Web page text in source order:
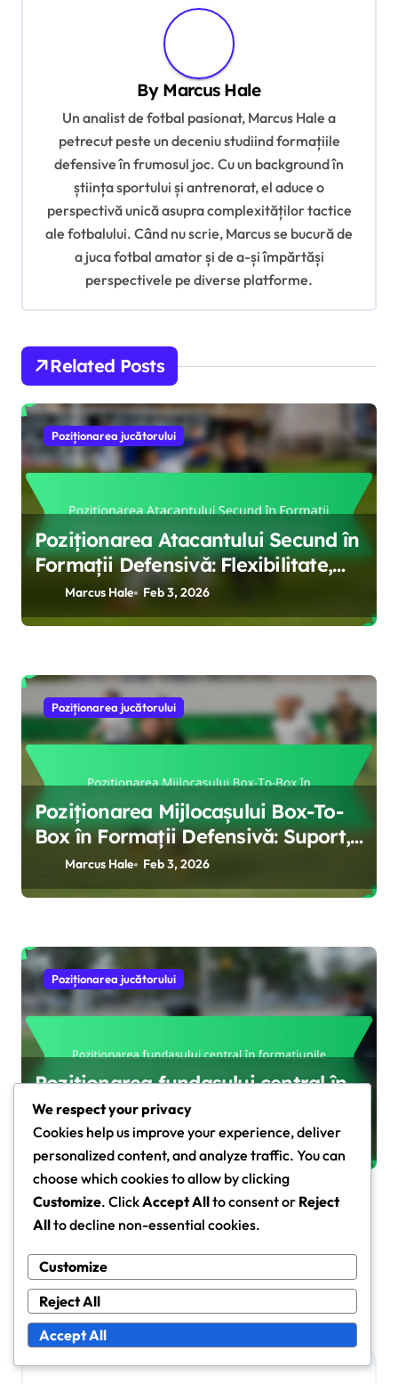
By Marcus Hale
Un analist de fotbal pasionat, Marcus Hale a
petrecut peste un deceniu studiind formațiile
defensive în frumosul joc. Cu un background în
știința sportului și antrenorat, el aduce o
perspectivă unică asupra complexităților tactice
ale fotbalului. Când nu scrie, Marcus se bucură de
a juca fotbal amator și de a-și împărtăși
perspectivele pe diverse platforme.
Related Posts
Poziționarea jucătorului
Poziționarea Atacantului Secund în
Formații Defensivă: Flexibilitate,
Suport, Poziționare
Marcus Hale Feb 3, 2026
Poziționarea jucătorului
Poziționarea Mijlocașului Box-To-
Box în Formații Defensivă: Suport,
Tranziție, Acoperire
Marcus Hale Feb 3, 2026
Poziționarea jucătorului
Poziționarea fundașului central în
formațiunile defensive: Lățime,
Suprapunere, Sarcini defensive
Marcus Hale Jan 29, 2026
Your email address will not be published.
are marked*
Comment*
We respect your privacy
Cookies help us improve your experience, deliver
personalized content, and analyze traffic. You can
choose which cookies to allow by clicking
Customize. ClickAccept Allto consent or Reject
Allto decline non-essential cookies.
Customize
Reject All
Accept All